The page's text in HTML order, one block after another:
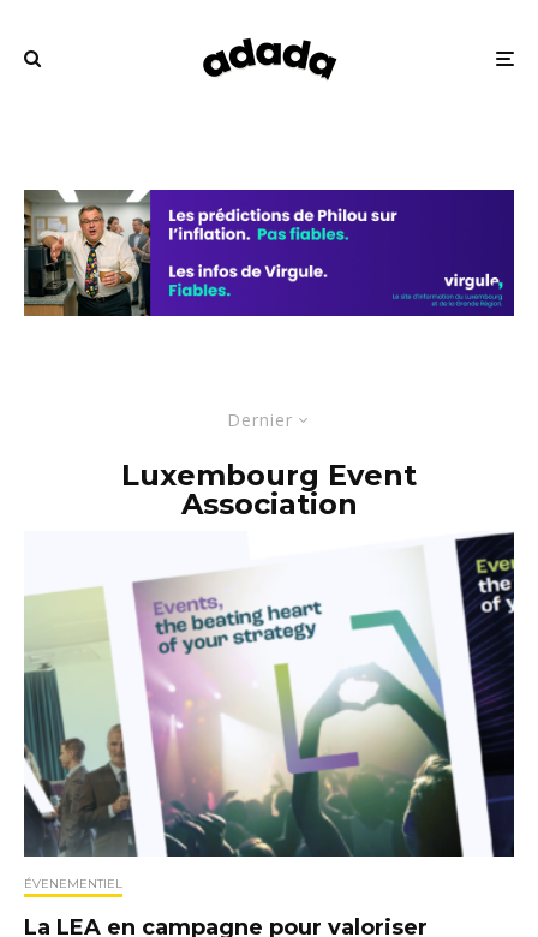
Dernier
Luxembourg Event
Association
ÉVENEMENTIEL
La LEA en campagne pour valoriser